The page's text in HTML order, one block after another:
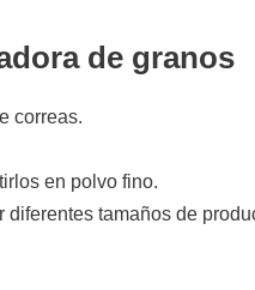
de granos
correas.
en polvo fino.
tamaños de